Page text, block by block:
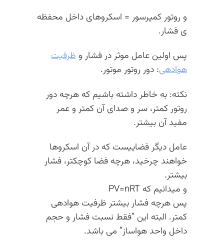
و روتور کمپرسور = اسکروهای داخل محفظه
ی فشار.
پس اولین عامل موثر در فشار و ظرفیت
هوادهی: دور روتور موتور.
نکته: به خاطر داشته باشیم که هرچه دور
روتور کمتر، سر و صدای آن کمتر و عمر
مفید آن بیشتر.
عامل دیگر فضاییست که در آن اسکروها
خواهند چرخید، هرچه فضا کوچکتر، فشار
بیشتر.
و میدانیم که PV=nRT
پس هرچه فشار بیشتر ظرفیت هوادهی
کمتر. البته این “فقط نسبت فشار و حجم
داخل واحد هواساز” می باشد.